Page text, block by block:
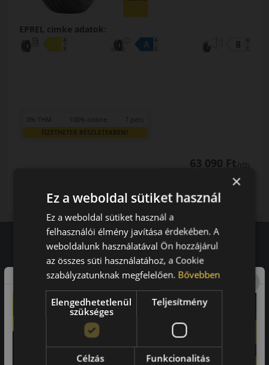
EPREL cimke adatok:
0% THM 100% online 7 perc
FIZETHETEK RÉSZLETEKBEN?
63 090 Ft/db
Kuponkód másolása
db KOSÁRBA
Vásárlói vélemények
97.76%
a vásárlók közül ajánlaná ismerősének ezt a boltot.
21659
vélemény alapján
×
Ez a weboldal sütiket használ
Ez a weboldal sütiket használ a
felhasználói élmény javítása érdekében. A
weboldalunk használatával Ön hozzájárul
az összes süti használatához, a Cookie
szabályzatunknak megfelelően. Bővebben
Elengedhetetlenül
szükséges
Teljesítmény
Célzás Funkcionalitás